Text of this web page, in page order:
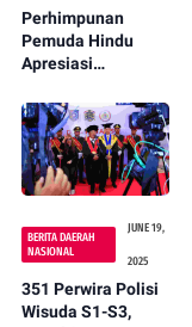
Perhimpunan
Pemuda Hindu
Apresiasi
Bhakti Kesehatan
oleh Kapolri
BERITA DAERAH
NASIONAL
JUNE 19,
2025
351 Perwira Polisi
Wisuda S1-S3,